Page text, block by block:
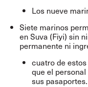
Los nueve
Siete marinos
en Suva (Fiyi) sin
permanente ni
cuatro de
que el
sus pasaportes.